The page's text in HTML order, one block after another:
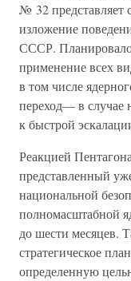
№ 32 представляет
изложение
СССР.
применение всех
в том числе
переход— в случае
к быстрой
Реакцией
представленный
национальной
полномасштабной
до шести месяцев.
стратегическое
определенную